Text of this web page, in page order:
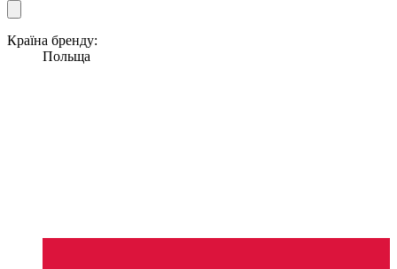
Країна бренду:
Польща